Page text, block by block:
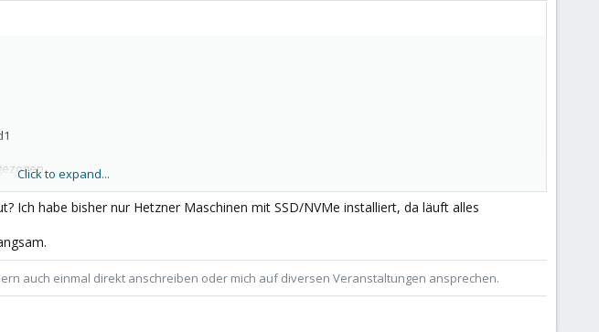
aber nur bis 10M/s Bereich .
Click to expand...
Ich habe bisher nur Hetzner Maschinen mit SSD/NVMe installiert, da läuft alles
auch einmal direkt anschreiben oder mich auf diversen Veranstaltungen ansprechen.